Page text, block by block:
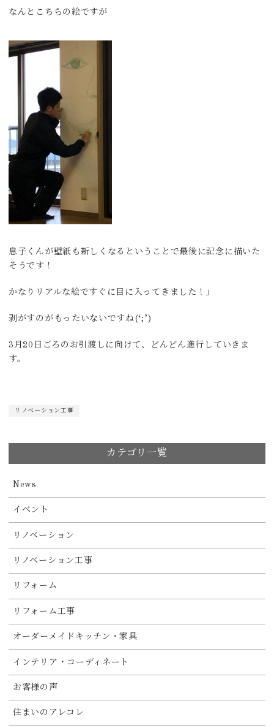
なんとこちらの絵ですが
息子くんが壁紙も新しくなるということで最後に記念に描いた
そうです！
かなりリアルな絵ですぐに目に入ってきました！」
剥がすのがもったいないですね(‘;’)
3月20日ごろのお引渡しに向けて、どんどん進行していきま
す。
リノベーション工事
カテゴリ一覧
News
イベント
リノベーション
リノベーション工事
リフォーム
リフォーム工事
オーダーメイドキッチン・家具
インテリア・コーディネート
お客様の声
住まいのアレコレ